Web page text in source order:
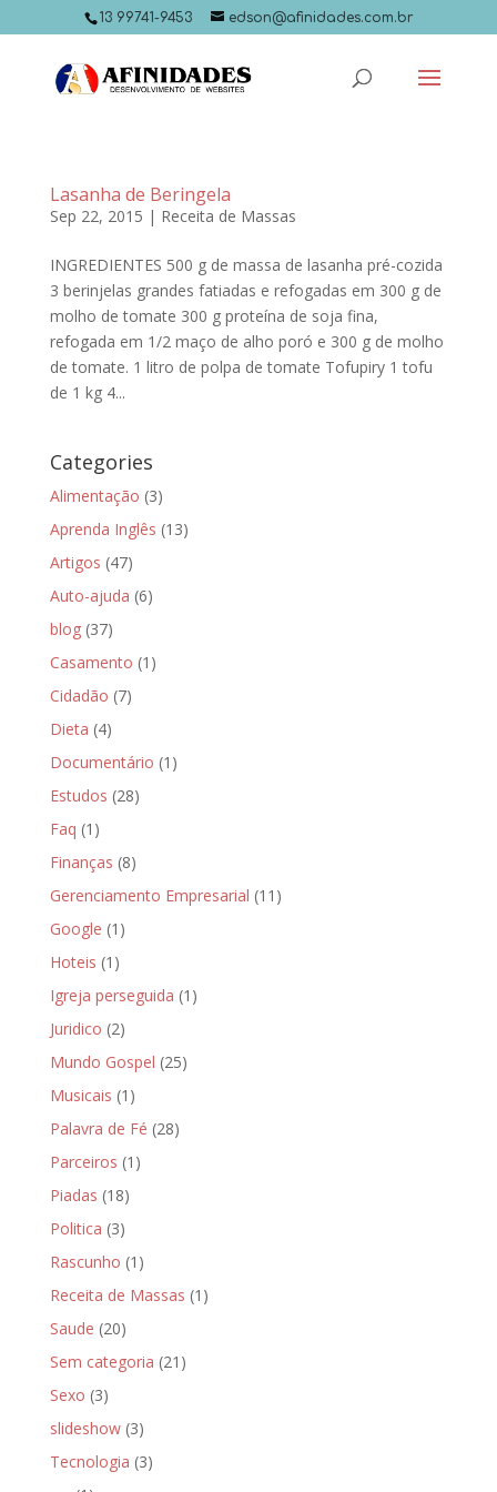
13 99741-9453 edson@afinidades.com.br
Lasanha de Beringela
Sep 22, 2015 | Receita de Massas
INGREDIENTES 500 g de massa de lasanha pré-cozida
3 berinjelas grandes fatiadas e refogadas em 300 g de
molho de tomate 300 g proteína de soja fina,
refogada em 1/2 maço de alho poró e 300 g de molho
de tomate. 1 litro de polpa de tomate Tofupiry 1 tofu
de 1 kg 4...
Categories
Alimentação (3)
Aprenda Inglês (13)
Artigos (47)
Auto-ajuda (6)
blog(37)
Casamento (1)
Cidadão (7)
Dieta (4)
Documentário (1)
Estudos (28)
Faq (1)
Finanças (8)
Gerenciamento Empresarial (11)
Google (1)
Hoteis (1)
Igreja perseguida (1)
Juridico (2)
Mundo Gospel (25)
Musicais (1)
Palavra de Fé (28)
Parceiros (1)
Piadas (18)
Politica (3)
Rascunho (1)
Receita de Massas (1)
Saude (20)
Sem categoria (21)
Sexo (3)
slideshow(3)
Tecnologia (3)